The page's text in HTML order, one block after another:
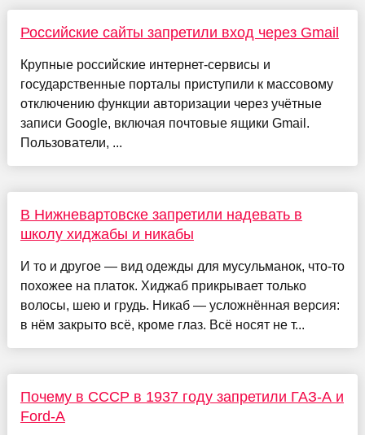
Российские сайты запретили вход через Gmail
Крупные российские интернет-сервисы и
государственные порталы приступили к массовому
отключению функции авторизации через учётные
записи Google, включая почтовые ящики Gmail.
Пользователи, ...
В Нижневартовске запретили надевать в
школу хиджабы и никабы
И то и другое — вид одежды для мусульманок, что-то
похожее на платок. Хиджаб прикрывает только
волосы, шею и грудь. Никаб — усложнённая версия:
в нём закрыто всё, кроме глаз. Всё носят не т...
Почему в СССР в 1937 году запретили ГАЗ-А и
Ford-A